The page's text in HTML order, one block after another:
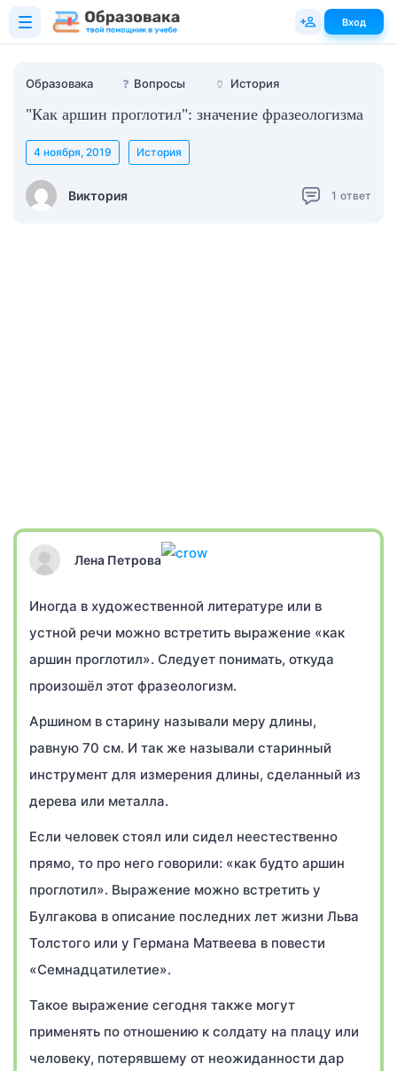
Образовака ❓ Вопросы 🏺 История
"Как аршин проглотил": значение фразеологизма
Виктория
4 ноября, 2019 История
1 ответ
Лена Петрова
Иногда в художественной литературе или в
устной речи можно встретить выражение «как
аршин проглотил». Следует понимать, откуда
произошёл этот фразеологизм.
Аршином в старину называли меру длины,
равную 70 см. И так же называли старинный
инструмент для измерения длины, сделанный из
дерева или металла.
Если человек стоял или сидел неестественно
прямо, то про него говорили: «как будто аршин
проглотил». Выражение можно встретить у
Булгакова в описание последних лет жизни Льва
Толстого или у Германа Матвеева в повести
«Семнадцатилетие».
Такое выражение сегодня также могут
применять по отношению к солдату на плацу или
человеку, потерявшему от неожиданности дар
Вход